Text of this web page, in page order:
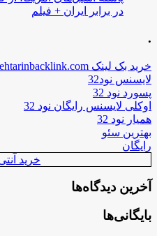
در برابر ایران + فیلم
.
خرید بک لینک behtarinbacklink.com
لایسنس نود32
پسورد نود 32
اوکلی لایسنس رایگان نود 32
همیار نود 32
بهترین سئو
رایگان
خرید
آخرین دیدگاه‌ها
بایگانی‌ها